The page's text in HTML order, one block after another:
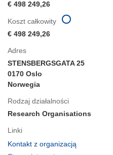
€ 498 249,26
Adres
STENSBERGSGATA 25
0170 Oslo
Norwegia
Rodzaj działalności
Research Organisations
Linki
Kontakt z organizacją
Koszt całkowity
€ 498 249,26